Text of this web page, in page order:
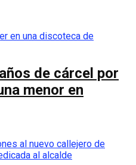
de cárcel por
menor en